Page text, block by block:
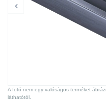
A fotó nem egy valóságos terméket
láthatótól.